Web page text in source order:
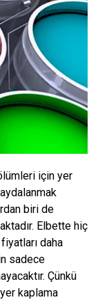
için yer
biri de
Elbette hiç
daha
sadece
Çünkü
kaplama